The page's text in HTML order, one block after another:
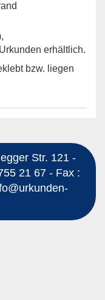
erhältlich.
bzw. liegen
Str. 121 -
21 67 - Fax :